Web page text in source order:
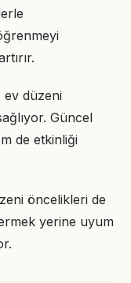
ev düzeni
Güncel
de etkinliği
öncelikleri de
yerine uyum